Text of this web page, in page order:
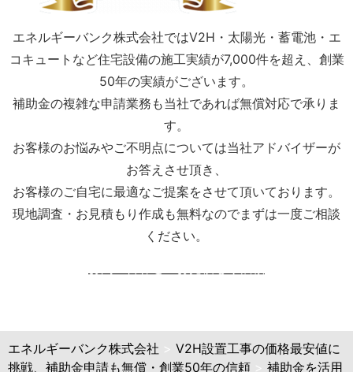
エネルギーバンク株式会社ではV2H・太陽光・蓄電池・エ
コキュートなど住宅設備の施工実績が7,000件を超え、創業
50年の実績がございます。
補助金の複雑な申請業務も当社であれば無償対応で承りま
す。
お客様のお悩みやご不明点については当社アドバイザーが
お答えさせ頂き、
お客様のご自宅に最適なご提案をさせて頂いております。
現地調査・お見積もり作成も無料なのでまずは一度ご相談
ください。
エネルギーバンク株式会社 > V2H設置工事の価格最安値に
挑戦、補助金申請も無償・創業50年の信頼 > 補助金を活用